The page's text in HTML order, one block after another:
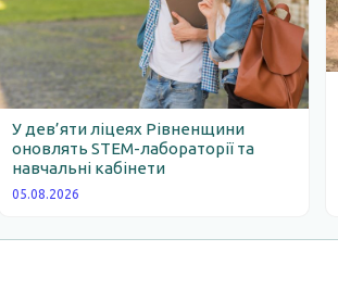
У дев’яти ліцеях Рівненщини
оновлять STEM-лабораторії та
навчальні кабінети
05.08.2026